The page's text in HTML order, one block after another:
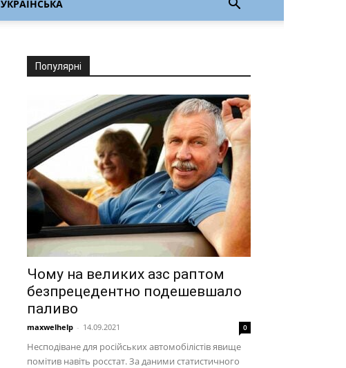
УКРАЇНСЬКА
Популярні
Чому на великих азс раптом
безпрецедентно подешевшало
паливо
maxwelhelp - 14.09.2021 0
Несподіване для російських автомобілістів явище
помітив навіть росстат. За даними статистичного